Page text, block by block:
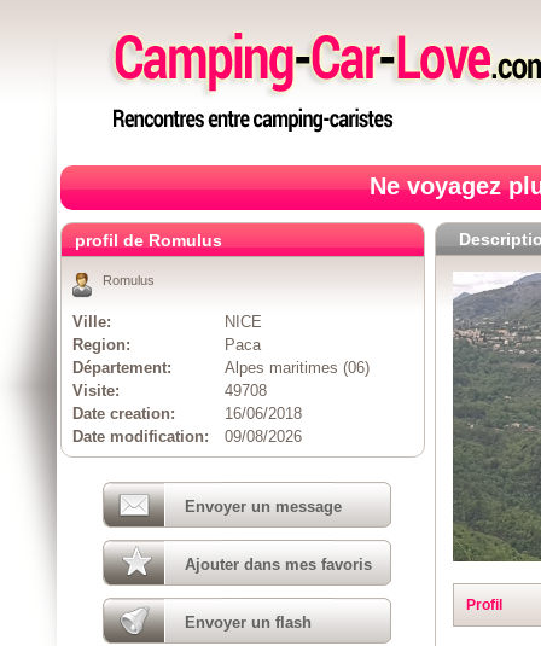
Ne voyagez
Profil
profil de Romulus
Romulus
Ville:
NICE
Region:
Paca
Département:
Alpes maritimes (06)
Visite:
49708
Date creation:
16/06/2018
Date modification:
09/08/2026
Envoyer un message
Ajouter dans mes favoris
Envoyer un flash